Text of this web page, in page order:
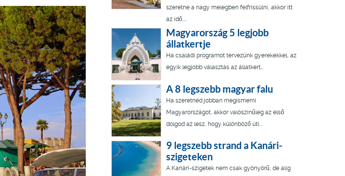
szeretne a nagy melegben felfrissülni, akkor itt
az idő,...
Magyarország 5 legjobb
állatkertje
Ha családi programot tervezünk gyerekekkel, az
egyik legjobb választás az állatkert…
A 8 legszebb magyar falu
Ha szeretnéd jobban megismerni
Magyarországot, akkor valószínűleg az első
dolgod az lesz, hogy különböző úti...
9 legszebb strand a Kanári-
szigeteken
A Kanári-szigetek nem csak gyönyörű, de alig